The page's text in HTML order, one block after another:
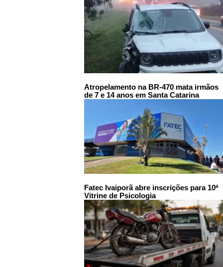
Atropelamento na BR-470 mata irmãos
de 7 e 14 anos em Santa Catarina
Fatec Ivaiporã abre inscrições para 10ª
Vitrine de Psicologia